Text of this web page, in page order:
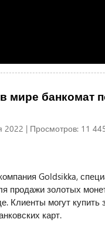
мире банкомат
2022 | Просмотров: 11
Goldsikka,
продажи золотых
Клиенты могут
карт.